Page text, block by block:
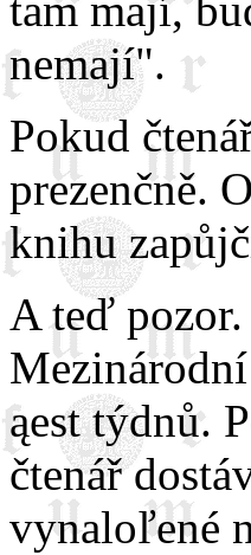
nemají".
Pokud
prezenčně.
knihu
A teď
ąest týdnů.
čtenář
vynaloľené